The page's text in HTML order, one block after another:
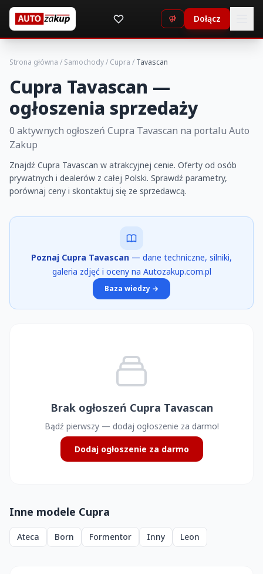
Dołącz
Strona główna / Samochody/ Cupra / Tavascan
Cupra Tavascan —
ogłoszenia sprzedaży
0 aktywnych ogłoszeń Cupra Tavascan na portalu Auto
Zakup
Znajdź Cupra Tavascan w atrakcyjnej cenie. Oferty od osób
prywatnych i dealerów z całej Polski. Sprawdź parametry,
porównaj ceny i skontaktuj się ze sprzedawcą.
Poznaj Cupra Tavascan — dane techniczne, silniki,
galeria zdjęć i oceny na Autozakup.com.pl
Baza wiedzy →
Brak ogłoszeń Cupra Tavascan
Bądź pierwszy — dodaj ogłoszenie za darmo!
Dodaj ogłoszenie za darmo
Inne modele Cupra
Ateca Born Formentor Inny Leon